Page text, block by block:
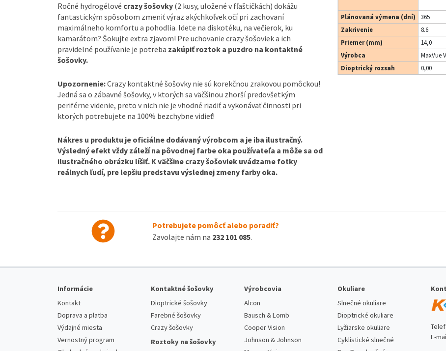
Ročné hydrogélové crazy šošovky (2 kusy, uložené v fľaštičkách) dokážu
fantastickým spôsobom zmeniť výraz akýchkoľvek očí pri zachovaní
maximálneho komfortu a pohodlia. Idete na diskotéku, na večierok, ku
kamarátom? Šokujte extra zjavom! Pre uchovanie crazy šošoviek a ich
pravidelné používanie je potreba zakúpiť roztok a puzdro na kontaktné
šošovky.
Upozornenie:Crazy kontaktné šošovky nie sú korekčnou zrakovou pomôckou!
Jedná sa o zábavné šošovky, v ktorých sa väčšinou zhorší predovšetkým
periférne videnie, preto v nich nie je vhodné riadiť a vykonávať činnosti pri
ktorých potrebujete na 100% bezchybne vidieť!
Nákres u produktu je oficiálne dodávaný výrobcom a je iba ilustračný.
Výsledný efekt vždy záleží na pôvodnej farbe oka používateľa a môže sa od
ilustračného obrázku líšiť. K väčšine crazy šošoviek uvádzame fotky
reálnych ľudí, pre lepšiu predstavu výslednej zmeny farby oka.
Plánovaná výmena (dní)
365
Zakrivenie
8.6
Priemer (mm)
14,0
Výrobca
MaxVue
Dioptrický rozsah
0,00
Potrebujete pomôcť alebo poradiť?
Zavolajte nám na 232 101 085.
Informácie
Kontakt
Doprava a platba
Výdajné miesta
Vernostný program
Kontaktné šošovky
Dioptrické šošovky
Farebné šošovky
Crazy šošovky
Roztoky na šošovky
Výrobcovia
Alcon
Bausch & Lomb
Cooper Vision
Johnson & Johnson
Okuliare
Slnečné okuliare
Dioptrické okuliare
Lyžiarske okuliare
Cyklistické slnečné
E-